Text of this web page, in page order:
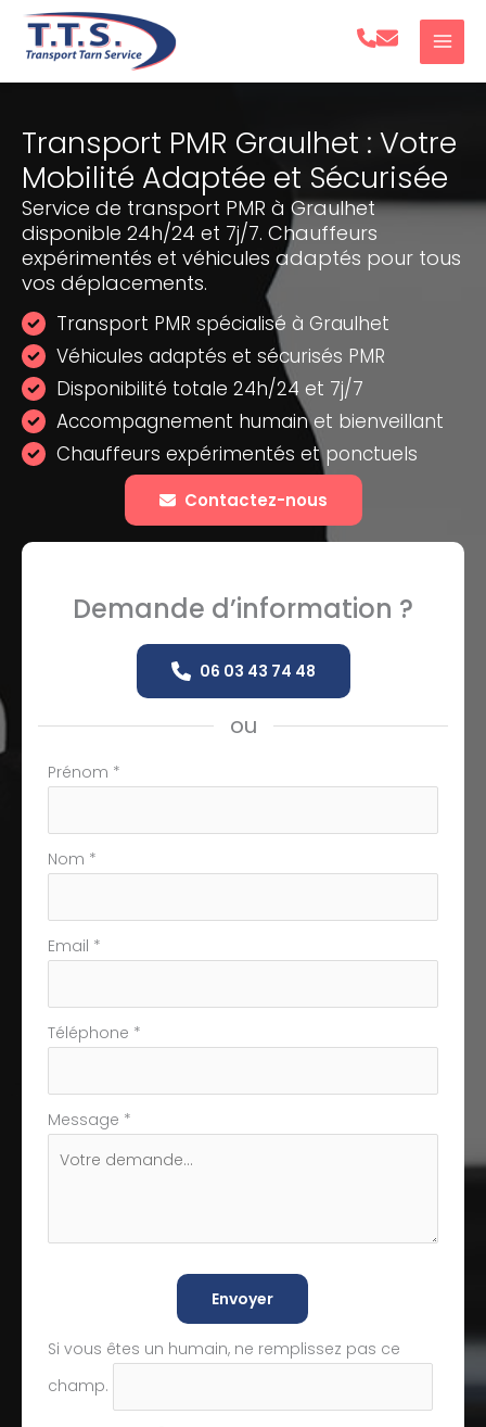
Aller
Transport PMR Graulhet : Votre
Mobilité Adaptée et Sécurisée
Service de transport PMR à Graulhet
disponible 24h/24 et 7j/7. Chauffeurs
expérimentés et véhicules adaptés pour tous
vos déplacements.
Transport PMR spécialisé à Graulhet
Véhicules adaptés et sécurisés PMR
Disponibilité totale 24h/24 et 7j/7
Accompagnement humain et bienveillant
Chauffeurs expérimentés et ponctuels
Contactez-nous
Demande d’information ?
06 03 43 74 48
ou
Formulaire
téléphone
Prénom *
Nom *
Email *
Téléphone *
Message *
Envoyer
Si vous êtes un humain, ne remplissez pas ce
champ.